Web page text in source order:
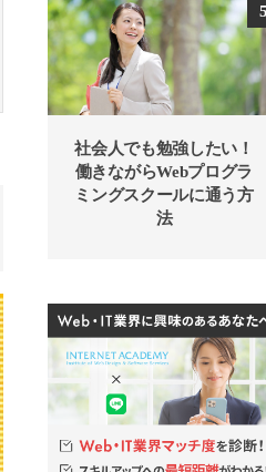
社会人でも勉強したい！
働きながらWebプログラ
ミングスクールに通う方
法